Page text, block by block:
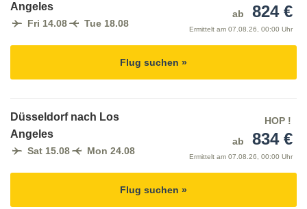
Angeles
Fri 14.08 Tue 18.08
ab
824 €
Ermittelt am 07.08.26, 00:00 Uhr
Flug suchen »
Düsseldorf nach Los
Angeles
Sat 15.08 Mon 24.08
HOP !
ab
834 €
Ermittelt am 07.08.26, 00:00 Uhr
Flug suchen »